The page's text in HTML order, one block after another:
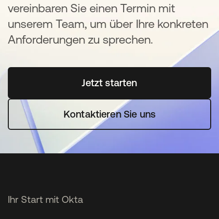
vereinbaren Sie einen Termin mit
unserem Team, um über Ihre konkreten
Anforderungen zu sprechen.
Jetzt startenwird in einer neuen
Kontaktieren Sie uns
Ihr Start mit Okta